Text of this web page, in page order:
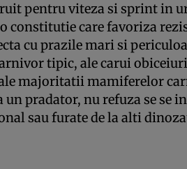
pentru viteza si sprint in
constitutie care favoriza
cu prazile mari si
tipic, ale carui
ale majoritatii mamiferelor
un pradator, nu refuza se se
sau furate de la alti